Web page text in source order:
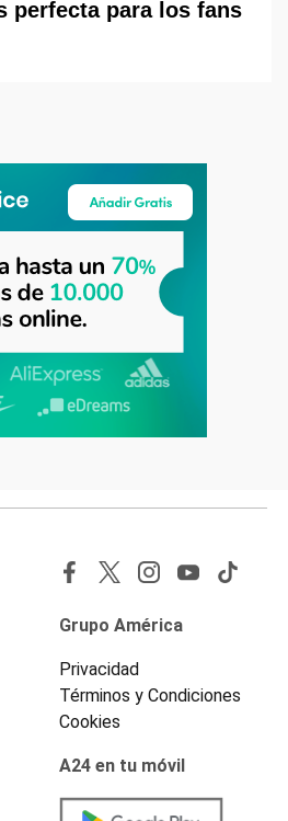
perfecta para los fans
Grupo América
Privacidad
Términos y Condiciones
Cookies
A24 en tu móvil